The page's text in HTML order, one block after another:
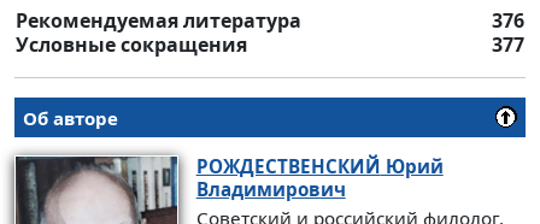
Рекомендуемая литература
376
Условные сокращения
377
Об авторе
РОЖДЕСТВЕНСКИЙ Юрий
Владимирович
Советский и российский филолог,